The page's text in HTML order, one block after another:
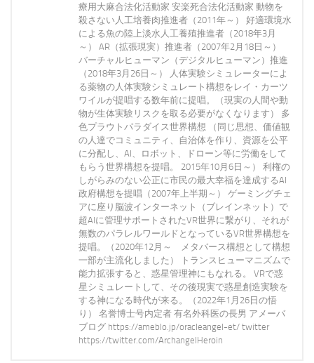
療用大麻合法化活動家 安楽死合法化活動家 動物を
殺さない人工培養肉推進者（2011年～） 好適環境水
による魚の陸上淡水人工養殖推進者（2018年3月
～） AR（拡張現実）推進者（2007年2月18日～）
バーチャルヒューマン（デジタルヒューマン）推進
（2018年3月26日～） 人体実験シミュレーターによ
る薬物の人体実験シミュレート構想をレイ・カーツ
ワイルが提唱する数年前に提唱。（現実の人間や動
物が生体実験リスクを取る必要がなくなります） 多
色プラウトパラダイス世界構想 （同じ思想、価値観
の人達でコミュニティ、自治体を作り、資源を公平
に分配し、AI、ロボット、ドローン等に労働をして
もらう世界構想を提唱。 2015年10月6日～） 利権の
しがらみのない公正に市民の最大幸福を達成するAI
政府構想を提唱（2007年上半期～） ゲーミングチェ
アに座り脳波インターネット（ブレインネット）で
超AIに管理サポートされたVR世界に繋がり、それが
無数のパラレルワールドとなっているVR世界構想を
提唱。（2020年12月～ メタバース構想として構想
一部が主流化しました） トランスヒューマニズムで
能力拡張すると、惑星管理神にもなれる。 VRで惑
星シミュレートして、その後現実で惑星創造実験を
する神になる時代が来る。（2022年1月26日の悟
り） 名誉博士号内定者 有名外科医の長男 アメーバ
ブログ https://ameblo.jp/oracleangel-et/ twitter
https://twitter.com/ArchangelHeroin